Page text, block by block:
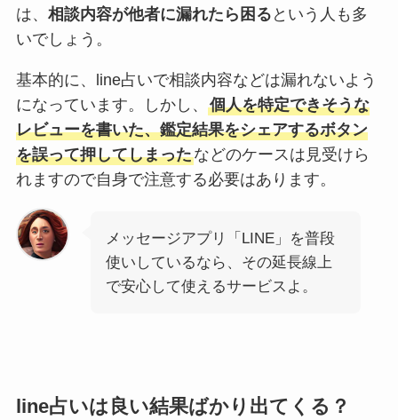
は、 相談内容が他者に漏れたら困る という人も多
いでしょう。
基本的に、line占いで相談内容などは漏れないよう
になっています。しかし、 個人を特定できそうな
レビューを書いた、鑑定結果をシェアするボタン
を誤って押してしまったなどのケースは見受けら
れますので自身で注意する必要はあります。
メッセージアプリ「LINE」を普段
使いしているなら、その延長線上
で安心して使えるサービスよ。
line占いは良い結果ばかり出てくる？